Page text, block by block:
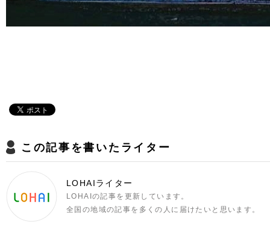
この記事を書いたライター
LOHAIライター
LOHAIの記事を更新しています。
全国の地域の記事を多くの人に届けたいと思います。